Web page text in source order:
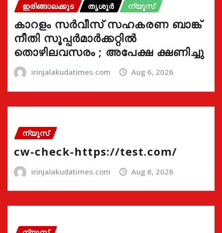
ഇരിങ്ങാലക്കുട തൃശൂർ ന്യൂസ്
കാറളം സർവീസ് സഹകരണ ബാങ്ക്
നീതി സൂപ്പർമാർക്കറ്റിൽ
തൊഴിലവസരം ; അപേക്ഷ ക്ഷണിച്ചു
irinjalakudatimes.com Aug 6, 2026
ന്യൂസ്
cw-check-https://test.com/
irinjalakudatimes.com Aug 6, 2026